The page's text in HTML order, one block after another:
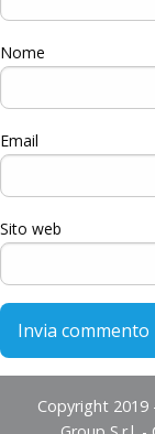
Nome
Email
Sito web
Copyright 2019